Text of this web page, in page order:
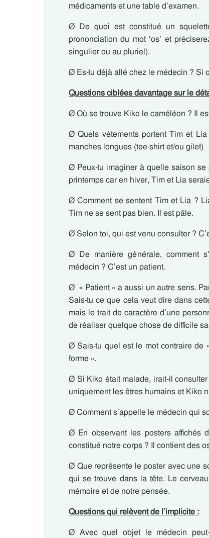
médicaments et une table d’examen.
Ø De quoi est constitué un
prononciation du mot ‘os’ et
singulier ou au pluriel).
Ø Es-tu déjà allé chez le médecin ? Si
Questions ciblées davantage sur le
Ø Où se trouve Kiko le caméléon ? Il
Ø Quels vêtements portent Tim et
manches longues (tee-shirt et/ou gilet)
Ø Peux-tu imaginer à quelle saison
printemps car en hiver, Tim et Lia
Ø Comment se sentent Tim et Lia ?
Tim ne se sent pas bien. Il est pâle.
Ø Selon toi, qui est venu consulter ?
Ø De manière générale, comment
médecin ? C’est un patient.
Ø « Patient » a aussi un autre sens.
Sais-tu ce que cela veut dire dans
mais le trait de caractère d’une
de réaliser quelque chose de difficile
Ø Sais-tu quel est le mot contraire de
forme ».
Ø Si Kiko était malade, irait-il
uniquement les êtres humains et Kiko
Ø Comment s’appelle le médecin qui
Ø En observant les posters affichés
constitué notre corps ? Il contient des
Ø Que représente le poster avec une
qui se trouve dans la tête. Le
mémoire et de notre pensée.
Questions qui relèvent de l’implicite :
Ø Avec quel objet le médecin